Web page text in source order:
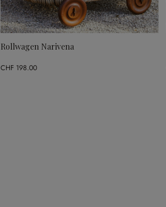
Rollwagen Narivena
CHF 198.00